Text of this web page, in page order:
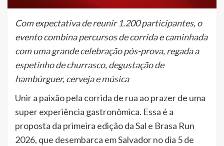
Com expectativa de reunir 1.200 participantes, o
evento combina percursos de corrida e caminhada
com uma grande celebração pós-prova, regada a
espetinho de churrasco, degustação de
hambúrguer, cerveja e música
Unir a paixão pela corrida de rua ao prazer de uma
super experiência gastronômica. Essa é a
proposta da primeira edição da Sal e Brasa Run
2026, que desembarca em Salvador no dia 5 de